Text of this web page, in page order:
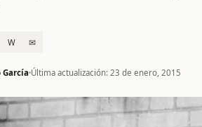
W ✉
Última actualización: 23 de enero, 2015